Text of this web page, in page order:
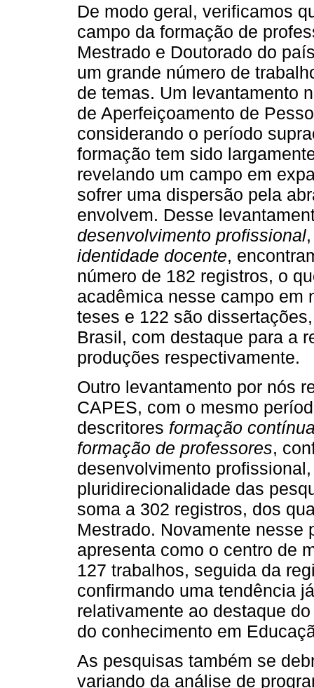
De modo geral, verificamos
campo da formação de
Mestrado e Doutorado do
um grande número de
de temas. Um levantamento
de Aperfeiçoamento de
considerando o período
formação tem sido
revelando um campo em
sofrer uma dispersão pela
envolvem. Desse
desenvolvimento profissional
identidade docente,
número de 182 registros, o
acadêmica nesse campo em
teses e 122 são
Brasil, com destaque para a
produções respectivamente.
Outro levantamento por nós
CAPES, com o mesmo
descritores formação
formação de professores,
desenvolvimento
pluridirecionalidade das
soma a 302 registros, dos
Mestrado. Novamente nesse
apresenta como o centro de
127 trabalhos, seguida da
confirmando uma tendência
relativamente ao destaque
do conhecimento em
As pesquisas também se
variando da análise de